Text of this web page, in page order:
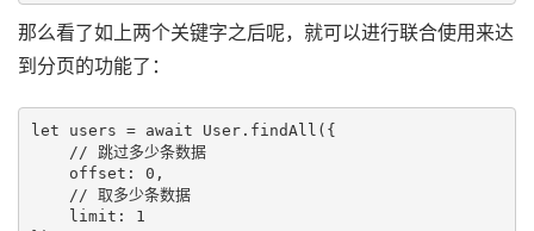
那么看了如上两个关键字之后呢，就可以进行联合使用来达
到分页的功能了：
let users = await User.findAll({
    // 跳过多少条数据
    offset: 0,
    // 取多少条数据
    limit: 1